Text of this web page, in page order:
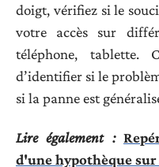
doigt, vérifiez si le
votre accès sur
téléphone, tablette.
d’identifier si le
si la panne est
Lire également :
d'une hypothèque